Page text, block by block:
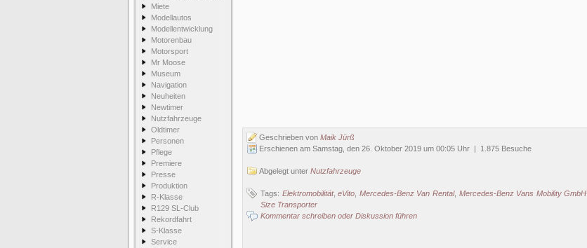
Miete
Modellautos
Modellentwicklung
Motorenbau
Motorsport
Mr Moose
Museum
Navigation
Neuheiten
Newtimer
Nutzfahrzeuge
Oldtimer
Personen
Pflege
Premiere
Presse
Produktion
R-Klasse
R129 SL-Club
Rekordfahrt
S-Klasse
Service
Geschrieben von Maik Jürß
Erschienen am Samstag, den 26. Oktober 2019 um 00:05 Uhr | 1.875 Besuche
Abgelegt unter Nutzfahrzeuge
Tags: Elektromobilität,eVito Mercedes-Benz Van Rental, Mercedes-Benz Vans Mobility GmbH
Size Transporter
Kommentar schreiben oder Diskussion führen